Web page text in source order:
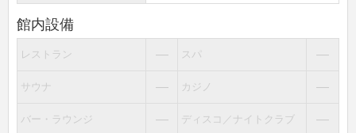
館内設備
レストラン ― スパ ―
サウナ ― カジノ ―
バー・ラウンジ ― ディスコ／ナイトクラブ ―